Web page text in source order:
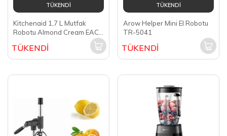
TÜKENDİ
Kitchenaid 1,7 L Mutfak
Robotu Almond Cream EAC
TÜKENDİ
TÜKENDİ
Arow Helper Mini El Robotu
TR-5041
TÜKENDİ